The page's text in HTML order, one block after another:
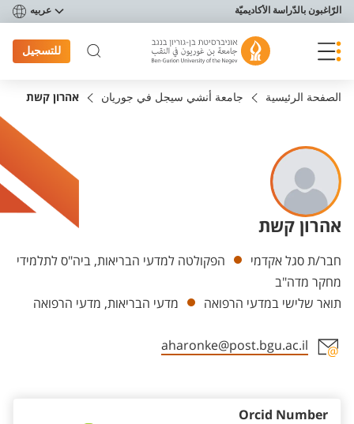
תפריט נגישות
الرّاغبون بالدّراسة الأكاديميّة عربيه
للتسجيل
الصفحة الرئيسية جامعة أنشي سيجل في جوريان אהרון קשת
אהרון קשת
Departments
חבר/ת סגל אקדמי
הפקולטה למדעי הבריאות, ביה"ס לתלמידי
מחקר מדה"ב
תואר שלישי במדעי הרפואה
מדעי הבריאות, מדעי הרפואה
aharonke@post.bgu.ac.il
Orcid Number